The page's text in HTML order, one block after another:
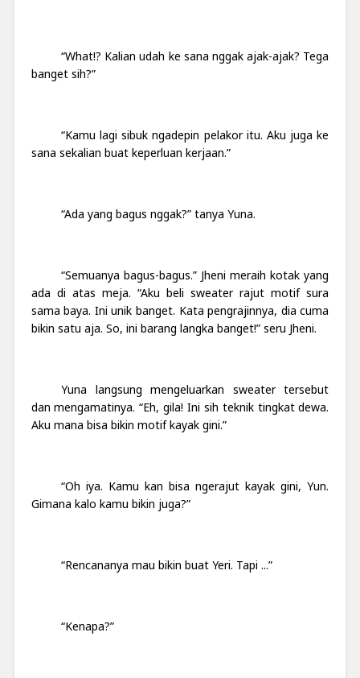
“What!? Kalian udah ke sana nggak ajak-ajak? Tega
banget sih?”
“Kamu lagi sibuk ngadepin pelakor itu. Aku juga ke
sana sekalian buat keperluan kerjaan.”
“Ada yang bagus nggak?” tanya Yuna.
“Semuanya bagus-bagus.” Jheni meraih kotak yang
ada di atas meja. “Aku beli sweater rajut motif sura
sama baya. Ini unik banget. Kata pengrajinnya, dia cuma
bikin satu aja. So, ini barang langka banget!” seru Jheni.
Yuna langsung mengeluarkan sweater tersebut
dan mengamatinya. “Eh, gila! Ini sih teknik tingkat dewa.
Aku mana bisa bikin motif kayak gini.”
“Oh iya. Kamu kan bisa ngerajut kayak gini, Yun.
Gimana kalo kamu bikin juga?”
“Rencananya mau bikin buat Yeri. Tapi ...”
“Kenapa?”